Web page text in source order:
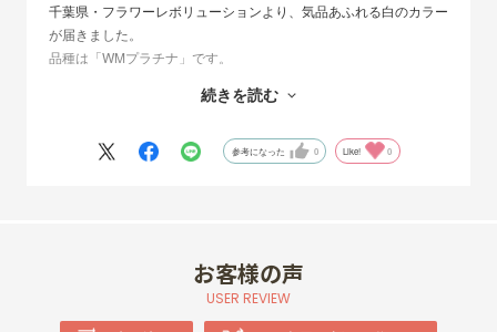
千葉県・フラワーレボリューションより、気品あふれる白のカラー
が届きました。
品種は「WMプラチナ」です。
乾式輸送で丁寧に届けられています。
くださいね。
続きを読む
参考になった 0 Like! 0
お客様の声
USER REVIEW